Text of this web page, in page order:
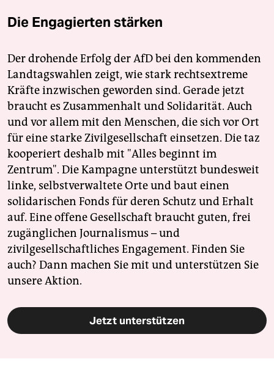
Die Engagierten stärken
Der drohende Erfolg der AfD bei den kommenden
Landtagswahlen zeigt, wie stark rechtsextreme
Kräfte inzwischen geworden sind. Gerade jetzt
braucht es Zusammenhalt und Solidarität. Auch
und vor allem mit den Menschen, die sich vor Ort
für eine starke Zivilgesellschaft einsetzen. Die taz
kooperiert deshalb mit "Alles beginnt im
Zentrum". Die Kampagne unterstützt bundesweit
linke, selbstverwaltete Orte und baut einen
solidarischen Fonds für deren Schutz und Erhalt
auf. Eine offene Gesellschaft braucht guten, frei
zugänglichen Journalismus – und
zivilgesellschaftliches Engagement. Finden Sie
auch? Dann machen Sie mit und unterstützen Sie
unsere Aktion.
Jetzt unterstützen